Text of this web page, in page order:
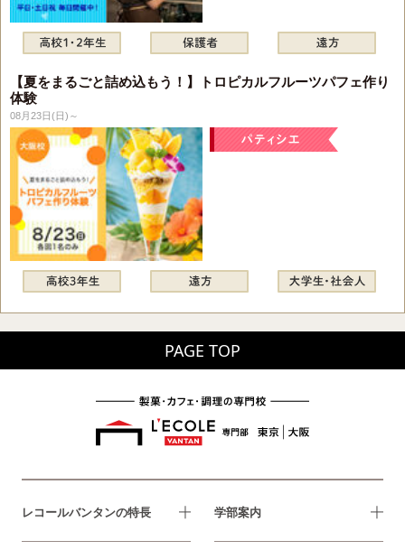
【夏をまるごと詰め込もう！】トロピカルフルーツパフェ作り
体験
08月23日(日)～
PAGE TOP
レコールバンタンの特長 学部案内